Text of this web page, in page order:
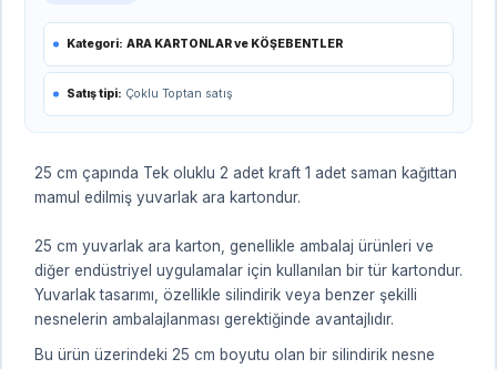
Kategori: ARA KARTONLAR ve KÖŞEBENTLER
Satış tipi: Çoklu Toptan satış
25 cm çapında Tek oluklu 2 adet kraft 1 adet saman kağıttan
mamul edilmiş yuvarlak ara kartondur.
25 cm yuvarlak ara karton, genellikle ambalaj ürünleri ve
diğer endüstriyel uygulamalar için kullanılan bir tür kartondur.
Yuvarlak tasarımı, özellikle silindirik veya benzer şekilli
nesnelerin ambalajlanması gerektiğinde avantajlıdır.
Bu ürün üzerindeki 25 cm boyutu olan bir silindirik nesne